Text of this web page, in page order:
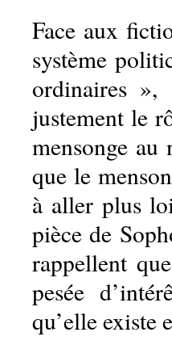
Face aux
système
ordinaires »,
justement le
mensonge
que le
à aller plus
pièce de
rappellent
pesée
qu’elle existe